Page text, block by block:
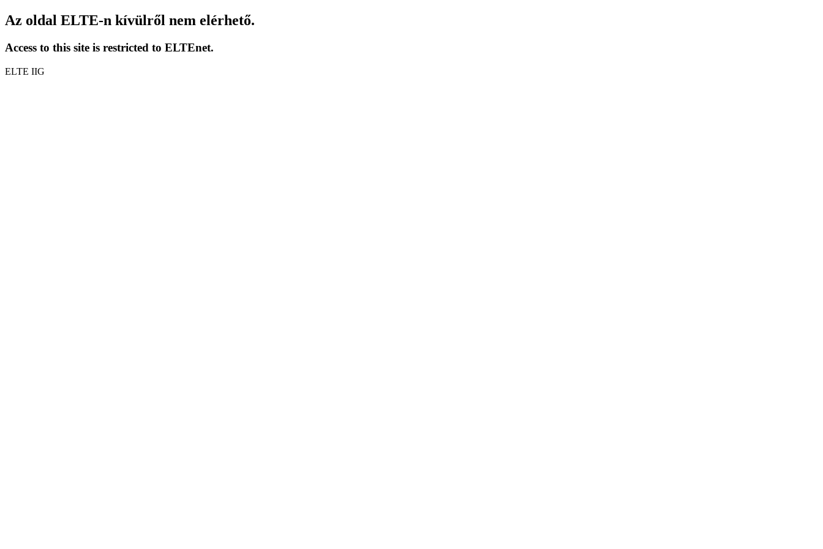
Az oldal ELTE-n kívülről nem elérhető.
Access to this site is restricted to ELTEnet.
ELTE IIG